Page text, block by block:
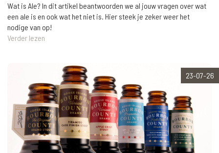
Wat is Ale? In dit artikel beantwoorden we al jouw vragen over wat
een ale is en ook wat het niet is. Hier steek je zeker weer het
nodige van op!
Verder lezen
23-07-26